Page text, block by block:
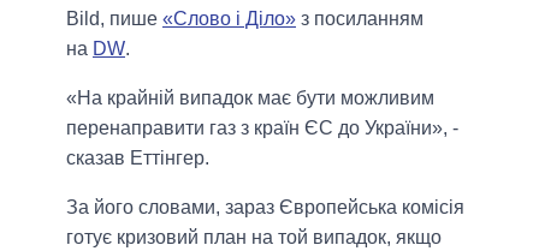
Bild, пише «Слово і Діло» з посиланням
на DW.
«На крайній випадок має бути можливим
перенаправити газ з країн ЄС до України», -
сказав Еттінгер.
За його словами, зараз Європейська комісія
готує кризовий план на той випадок, якщо